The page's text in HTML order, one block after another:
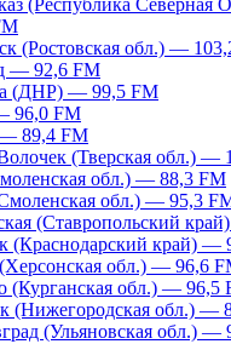
(Республика Северная
(Ростовская обл.) —
— 92,6 FM
(ДНР) — 99,5 FM
96,0 FM
89,4 FM
(Тверская обл.) —
обл.) — 88,3 FM
обл.) — 95,3
(Ставропольский
(Краснодарский край) —
обл.) — 96,6
(Курганская обл.) — 96,5
(Нижегородская обл.) —
(Ульяновская обл.) —